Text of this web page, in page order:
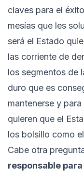
claves para el
mesías que les
será el Estado
las corriente de
los segmentos de
duro que es
mantenerse y
quieren que el
los bolsillo como
Cabe otra
responsable